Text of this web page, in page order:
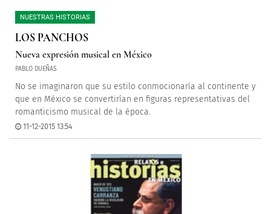
NUESTRAS HISTORIAS
LOS PANCHOS
Nueva expresión musical en México
PABLO DUEÑAS
No se imaginaron que su estilo conmocionaría al continente y
que en México se convertirían en figuras representativas del
romanticismo musical de la época.
11-12-2015 13:54